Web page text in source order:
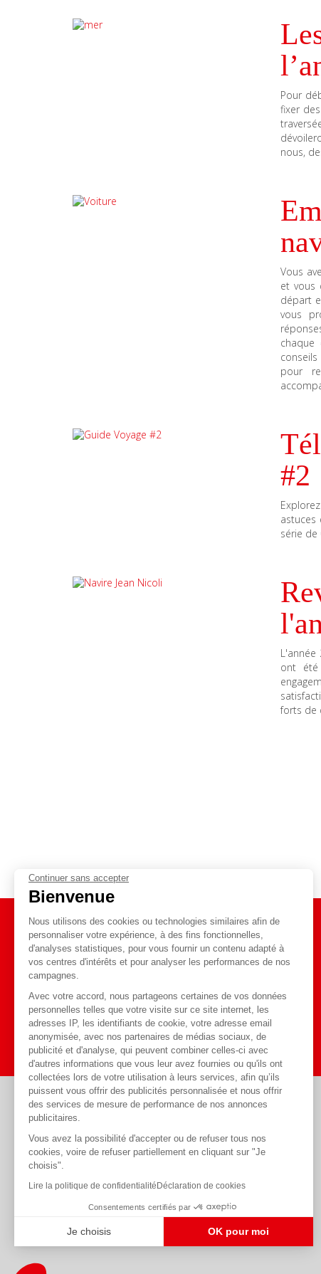
Continuer sans accepter
Bienvenue
Nous utilisons des cookies ou technologies similaires afin de
personnaliser votre expérience, à des fins fonctionnelles,
d'analyses statistiques, pour vous fournir un contenu adapté à
vos centres d'intérêts et pour analyser les performances de nos
campagnes.
Avec votre accord, nous partageons certaines de vos données
personnelles telles que votre visite sur ce site internet, les
adresses IP, les identifiants de cookie, votre adresse email
anonymisée, avec nos partenaires de médias sociaux, de
publicité et d'analyse, qui peuvent combiner celles-ci avec
d'autres informations que vous leur avez fournies ou qu'ils ont
collectées lors de votre utilisation à leurs services, afin qu’ils
puissent vous offrir des publicités personnalisée et nous offrir
des services de mesure de performance de nos annonces
publicitaires.
Vous avez la possibilité d'accepter ou de refuser tous nos
cookies, voire de refuser partiellement en cliquant sur "Je
choisis".
Lire la politique de confidentialité Déclaration de cookies
Consentements certifiés par
Je choisis OK pour moi
Pour
fixer
nous,
Vous
et vous
départ
vous
chaque
pour
#2
astuces
série de
L'année
ont été
forts de
Toute l'actualité
J'y vais
Règlements acceptés